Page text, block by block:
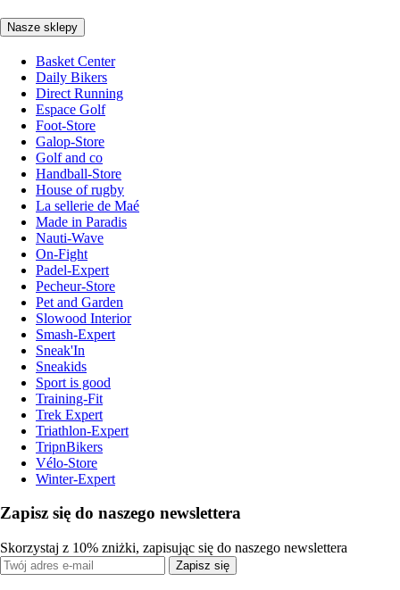
Nasze sklepy
Basket Center
Daily Bikers
Direct Running
Espace Golf
Foot-Store
Galop-Store
Golf and co
Handball-Store
House of rugby
La sellerie de Maé
Made in Paradis
Nauti-Wave
On-Fight
Padel-Expert
Pecheur-Store
Pet and Garden
Slowood Interior
Smash-Expert
Sneak'In
Sneakids
Sport is good
Training-Fit
Trek Expert
Triathlon-Expert
TripnBikers
Vélo-Store
Winter-Expert
Zapisz się do naszego newslettera
Skorzystaj z 10% zniżki, zapisując się do naszego newslettera
Zapisz się